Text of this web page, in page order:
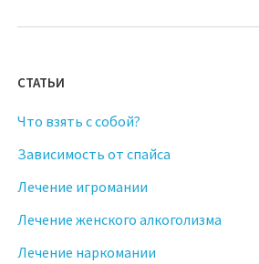
СТАТЬИ
Что взять с собой?
Зависимость от спайса
Лечение игромании
Лечение женского алкоголизма
Лечение наркомании